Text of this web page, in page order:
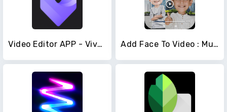
Video Editor APP - VivaCut Add Face To Video : Music Video Editor